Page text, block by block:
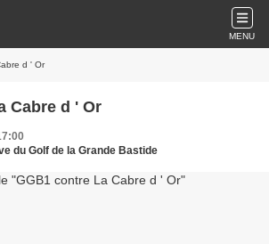
MENU
d ' Or
Cabre d ' Or
du Golf de la Grande Bastide